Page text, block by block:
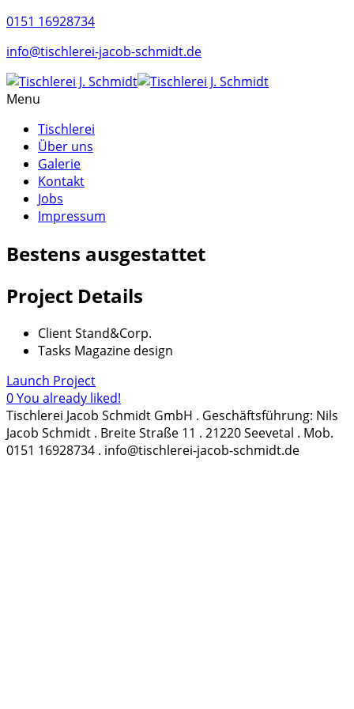
0151 16928734
info@tischlerei-jacob-schmidt.de
Menu
Tischlerei
Über uns
Galerie
Kontakt
Jobs
Impressum
Bestens ausgestattet
Project Details
ClientStand&Corp.
Tasks Magazine design
Launch Project
0You already liked!
Tischlerei Jacob Schmidt GmbH . Geschäftsführung: Nils
Jacob Schmidt . Breite Straße 11 . 21220 Seevetal . Mob.
0151 16928734 . info@tischlerei-jacob-schmidt.de